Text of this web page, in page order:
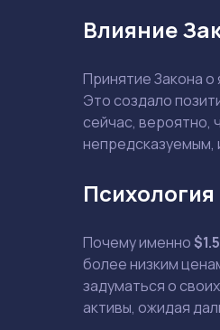
Влияние
Принятие Закона
Это создало
сейчас, вероятно,
непредсказуемым,
Почему именно
более низким
задуматься о
активы, ожидая